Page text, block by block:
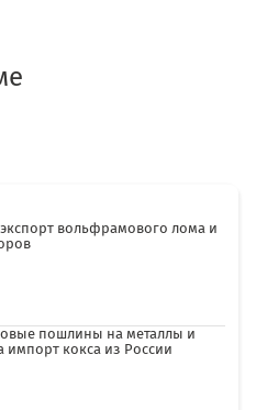
вольфрамового лома и
пошлины на металлы и
кокса из России